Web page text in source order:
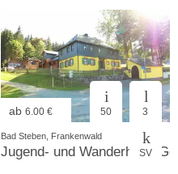
ab 6.00 € 50 3
SV
Bad Steben, Frankenwald
Jugend- und Wanderheim